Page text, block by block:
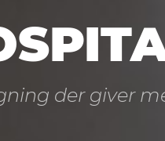
der giver